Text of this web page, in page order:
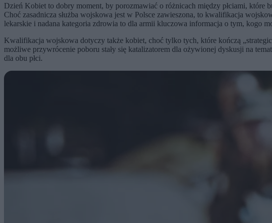
Dzień Kobiet to dobry moment, by porozmawiać o różnicach między płciami, które
Choć zasadnicza służba wojskowa jest w Polsce zawieszona, to kwalifikacja
lekarskie i nadana kategoria zdrowia to dla armii kluczowa informacja o tym, kogo
Kwalifikacja wojskowa dotyczy także kobiet, choć tylko tych, które kończą
możliwe przywrócenie poboru stały się katalizatorem dla ożywionej dyskusji na
dla obu płci.